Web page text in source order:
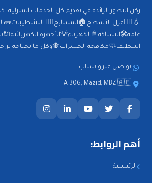
ركن التطور الرائدة في تقديم كل الخدمات
💧🕵️‍♂️عزل الأسطح🏠المسابح🏊‍♂️
عامة🛠️السباكة🚿الكهرباء💡الأجهزة
التنظيف🧼مكافحة الحشرات🐜وكل ما تحتاجه
تواصل عبر واتساب
A 306, Mazid, MBZ 🇦🇪
أهم الروابط:
الرئيسية